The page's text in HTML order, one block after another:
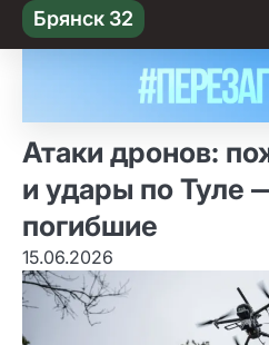
Skip
to content
Брянск 32
Атаки дронов:
и удары по Туле
погибшие
15.06.2026